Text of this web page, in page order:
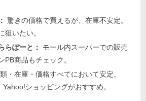
驚きの価格で買えるが、在庫不安定。
狙いたい。
らぽーと：
モール内スーパーでの販売
PB商品もチェック。
・在庫・価格すべてにおいて安定。
ショッピングがおすすめ。